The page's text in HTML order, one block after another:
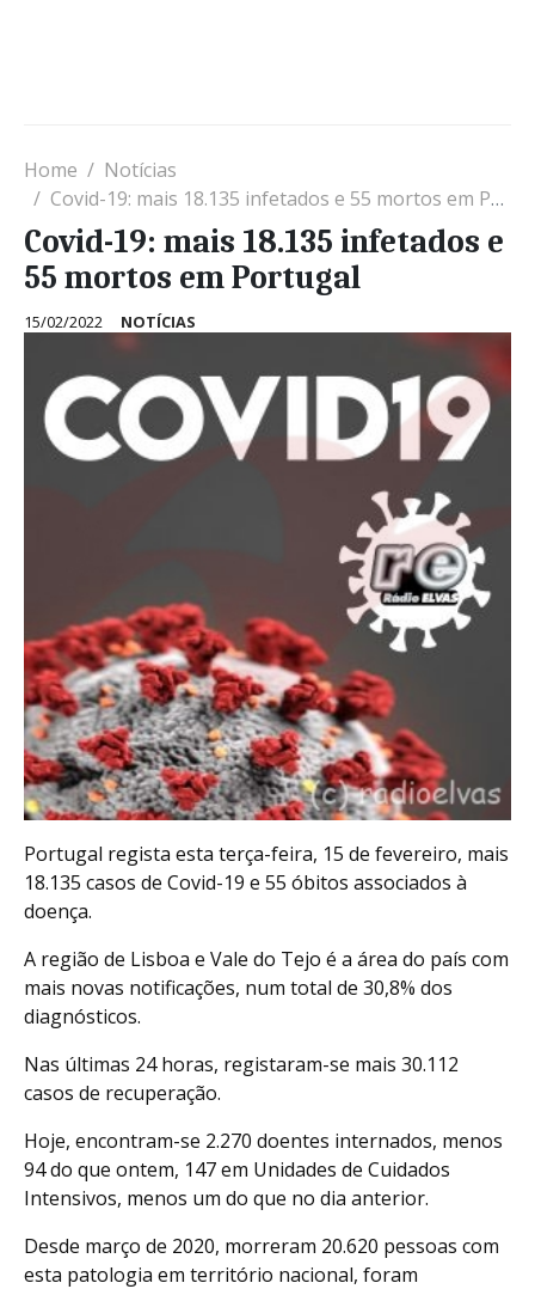
Home
Notícias
Covid-19: mais 18.135 infetados e 55 mortos em Portugal
Covid-19: mais 18.135 infetados e
55 mortos em Portugal
15/02/2022 NOTÍCIAS
Portugal regista esta terça-feira, 15 de fevereiro, mais
18.135 casos de Covid-19 e 55 óbitos associados à
doença.
A região de Lisboa e Vale do Tejo é a área do país com
mais novas notificações, num total de 30,8% dos
diagnósticos.
Nas últimas 24 horas, registaram-se mais 30.112
casos de recuperação.
Hoje, encontram-se 2.270 doentes internados, menos
94 do que ontem, 147 em Unidades de Cuidados
Intensivos, menos um do que no dia anterior.
Desde março de 2020, morreram 20.620 pessoas com
esta patologia em território nacional, foram